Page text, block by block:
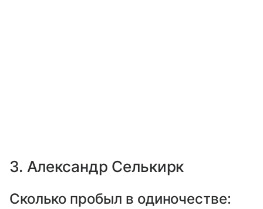
3. Александр Селькирк
Сколько пробыл в одиночестве: